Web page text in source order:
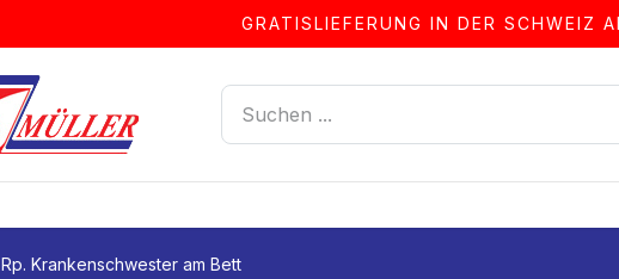
GRATISLIEFERUNG IN DER SCHWEIZ
Krankenschwester am Bett